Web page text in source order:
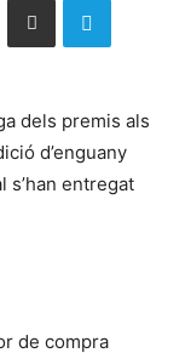
dels premis als
d’enguany
s’han entregat
de compra